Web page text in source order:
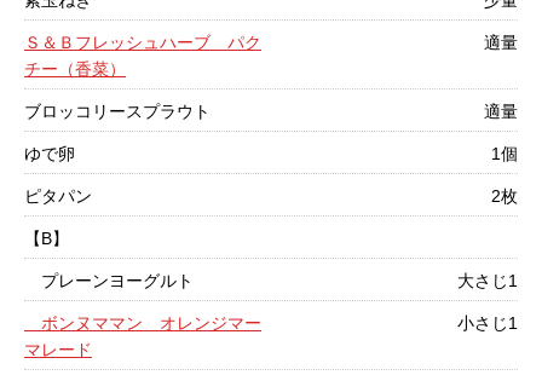
Ｓ＆Ｂフレッシュハーブ パク
チー（香菜）
適量
ブロッコリースプラウト 適量
ゆで卵 1個
ピタパン 2枚
【B】
プレーンヨーグルト 大さじ1
ボンヌママン オレンジマー
マレード
小さじ1